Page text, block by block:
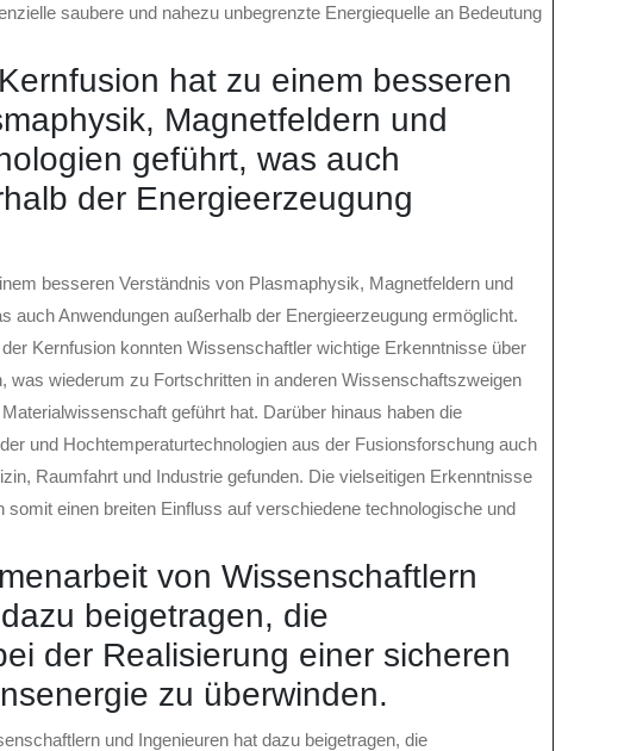
saubere und nahezu unbegrenzte Energiequelle an Bedeutung
hat zu einem besseren
Magnetfeldern und
geführt, was auch
der Energieerzeugung
besseren Verständnis von Plasmaphysik, Magnetfeldern und
auch Anwendungen außerhalb der Energieerzeugung ermöglicht.
Kernfusion konnten Wissenschaftler wichtige Erkenntnisse über
was wiederum zu Fortschritten in anderen Wissenschaftszweigen
geführt hat. Darüber hinaus haben die
und Hochtemperaturtechnologien aus der Fusionsforschung auch
Raumfahrt und Industrie gefunden. Die vielseitigen Erkenntnisse
einen breiten Einfluss auf verschiedene technologische und
von Wissenschaftlern
beigetragen, die
der Realisierung einer sicheren
zu überwinden.
und Ingenieuren hat dazu beigetragen, die